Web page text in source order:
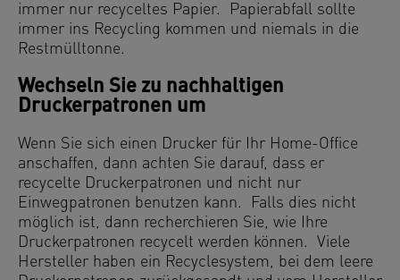
immer nur recyceltes Papier. Papierabfall sollte
immer ins Recycling kommen und niemals in die
Restmülltonne.
Wechseln Sie zu nachhaltigen
Druckerpatronen um
Wenn Sie sich einen Drucker für Ihr Home-Office
anschaffen, dann achten Sie darauf, dass er
recycelte Druckerpatronen und nicht nur
Einwegpatronen benutzen kann. Falls dies nicht
möglich ist, dann recherchieren Sie, wie Ihre
Druckerpatronen recycelt werden können. Viele
Hersteller haben ein Recyclesystem, bei dem leere